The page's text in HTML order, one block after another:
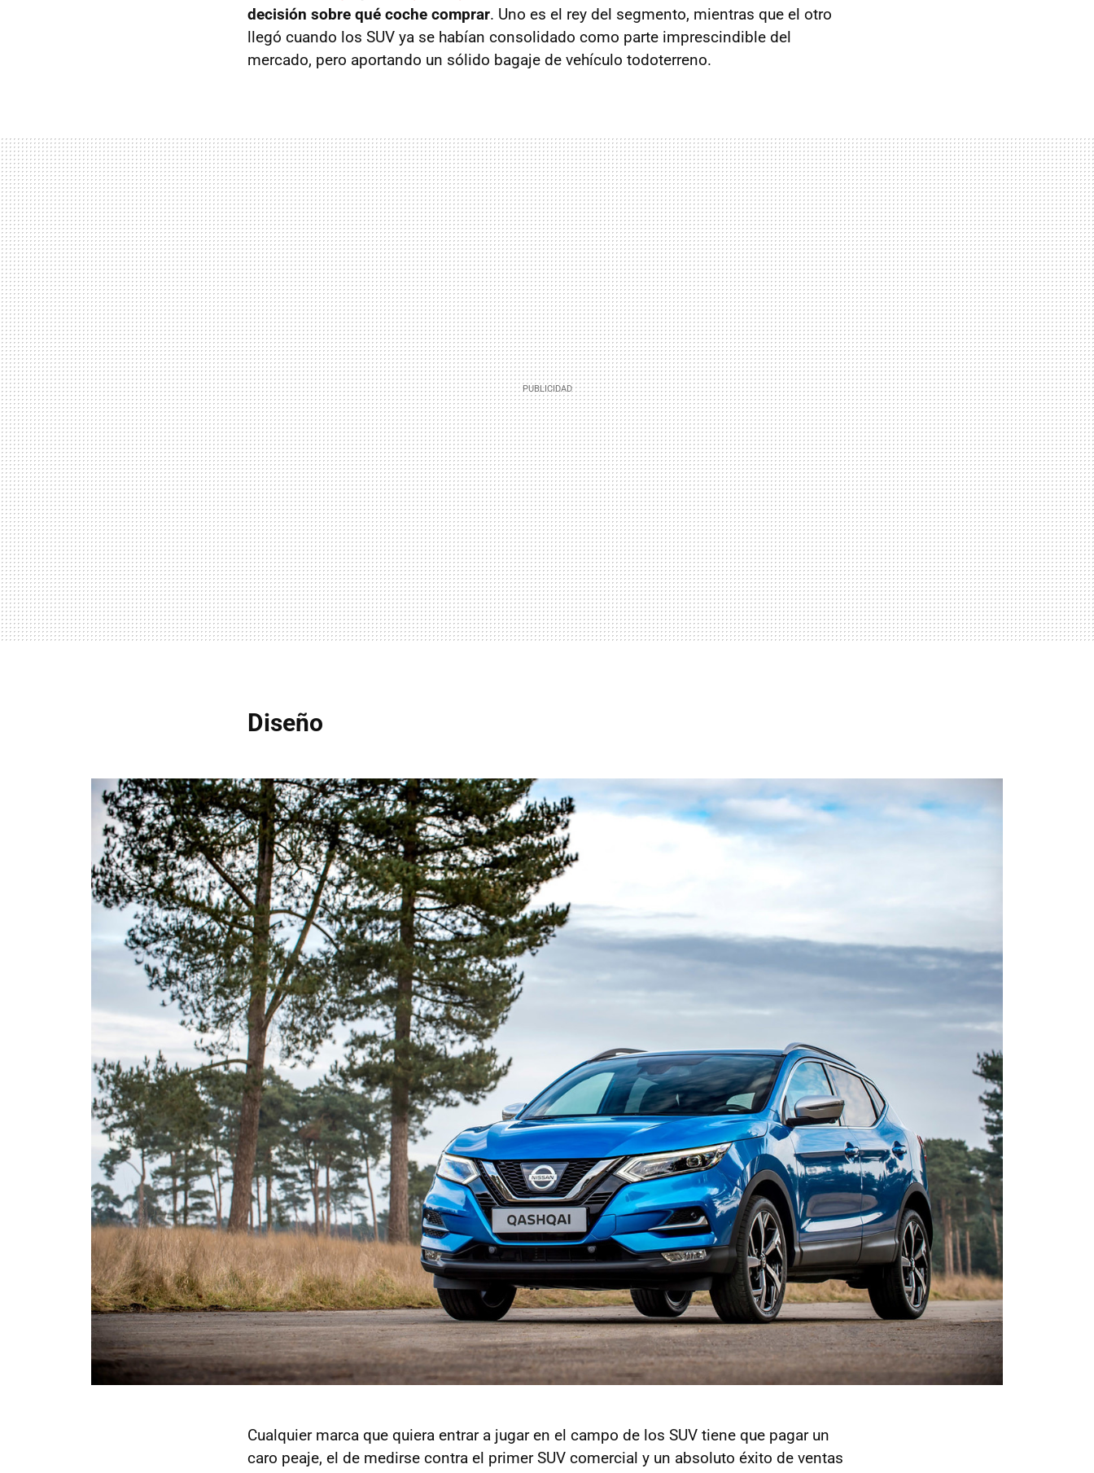
decisión sobre qué coche comprar. Uno es el rey del segmento, mientras que el otro
llegó cuando los SUV ya se habían consolidado como parte imprescindible del
mercado, pero aportando un sólido bagaje de vehículo todoterreno.
Diseño
Cualquier marca que quiera entrar a jugar en el campo de los SUV tiene que pagar un
caro peaje, el de medirse contra el primer SUV comercial y un absoluto éxito de ventas